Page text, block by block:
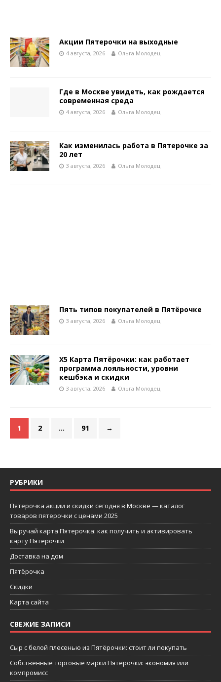
Акции Пятерочки на выходные
4 августа, 2026 Ольга Молодец
Где в Москве увидеть, как рождается
современная среда
4 августа, 2026 Ольга Молодец
Как изменилась работа в Пятерочке за
20 лет
3 августа, 2026 Ольга Молодец
Пять типов покупателей в Пятёрочке
3 августа, 2026 Ольга Молодец
X5 Карта Пятёрочки: как работает
программа лояльности, уровни
кешбэка и скидки
3 августа, 2026 Ольга Молодец
1 2 … 91 →
РУБРИКИ
Пятерочка акции и скидки сегодня в Москве — каталог
товаров пятерочки с ценами 2025
Выручай карта Пятерочка: как получить и активировать
карту Пятерочки
Доставка на дом
Пятёрочка
Скидки
Карта сайта
СВЕЖИЕ ЗАПИСИ
Сыр с белой плесенью из Пятёрочки: стоит ли покупать
Собственные торговые марки Пятёрочки: экономия или
компромисс